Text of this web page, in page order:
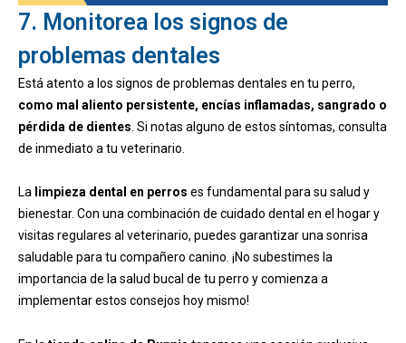
7. Monitorea los signos de
problemas dentales
Está atento a los signos de problemas dentales en tu perro,
como mal aliento persistente, encías inflamadas, sangrado o
pérdida de dientes . Si notas alguno de estos síntomas, consulta
de inmediato a tu veterinario.
La limpieza dental en perros es fundamental para su salud y
bienestar. Con una combinación de cuidado dental en el hogar y
visitas regulares al veterinario, puedes garantizar una sonrisa
saludable para tu compañero canino. ¡No subestimes la
importancia de la salud bucal de tu perro y comienza a
implementar estos consejos hoy mismo!